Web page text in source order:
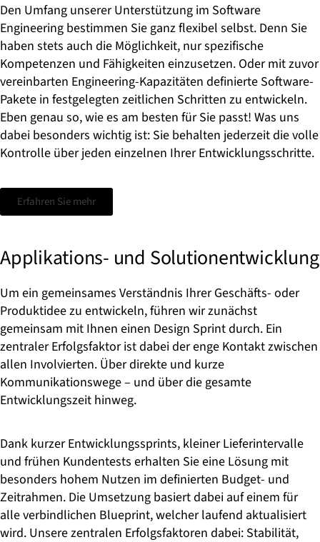
Den Umfang unserer Unterstützung im Software
Engineering bestimmen Sie ganz flexibel selbst. Denn Sie
haben stets auch die Möglichkeit, nur spezifische
Kompetenzen und Fähigkeiten einzusetzen. Oder mit zuvor
vereinbarten Engineering-Kapazitäten definierte Software-
Pakete in festgelegten zeitlichen Schritten zu entwickeln.
Eben genau so, wie es am besten für Sie passt! Was uns
dabei besonders wichtig ist: Sie behalten jederzeit die volle
Kontrolle über jeden einzelnen Ihrer Entwicklungsschritte.
Erfahren Sie mehr
Applikations- und Solutionentwicklung
Um ein gemeinsames Verständnis Ihrer Geschäfts- oder
Produktidee zu entwickeln, führen wir zunächst
gemeinsam mit Ihnen einen Design Sprint durch. Ein
zentraler Erfolgsfaktor ist dabei der enge Kontakt zwischen
allen Involvierten. Über direkte und kurze
Kommunikationswege – und über die gesamte
Entwicklungszeit hinweg.
Dank kurzer Entwicklungssprints, kleiner Lieferintervalle
und frühen Kundentests erhalten Sie eine Lösung mit
besonders hohem Nutzen im definierten Budget- und
Zeitrahmen. Die Umsetzung basiert dabei auf einem für
alle verbindlichen Blueprint, welcher laufend aktualisiert
wird. Unsere zentralen Erfolgsfaktoren dabei: Stabilität,